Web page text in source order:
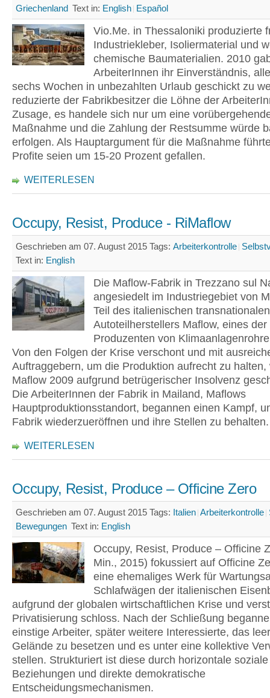
Griechenland Text in: English Español
Vio.Me. in Thessaloniki produzierte
Industriekleber, Isoliermaterial und
chemische Baumaterialien. 2010
ArbeiterInnen ihr Einverständnis,
sechs Wochen in unbezahlten Urlaub geschickt zu
reduzierte der Fabrikbesitzer die Löhne der
Zusage, es handele sich nur um eine
Maßnahme und die Zahlung der Restsumme würde
erfolgen. Als Hauptargument für die Maßnahme
Profite seien um 15-20 Prozent gefallen.
WEITERLESEN
Occupy, Resist, Produce - RiMaflow
Geschrieben am 07. August 2015 Tags: Arbeiterkontrolle
Text in: English
Die Maflow-Fabrik in Trezzano sul
angesiedelt im Industriegebiet von
Teil des italienischen transnationalen
Autoteilherstellers Maflow, eines
Produzenten von
Von den Folgen der Krise verschont und mit
Auftraggebern, um die Produktion aufrecht zu halten,
Maflow 2009 aufgrund betrügerischer Insolvenz
Die ArbeiterInnen der Fabrik in Mailand, Maflows
Hauptproduktionsstandort, begannen einen Kampf,
Fabrik wiederzueröffnen und ihre Stellen zu behalten.
WEITERLESEN
Occupy, Resist, Produce – Officine Zero
Geschrieben am 07. August 2015 Tags: Italien Arbeiterkontrolle
Bewegungen Text in: English
Occupy, Resist, Produce – Officine
Min., 2015) fokussiert auf Officine
eine ehemaliges Werk für
Schlafwägen der italienischen
aufgrund der globalen wirtschaftlichen Krise und
Privatisierung schloss. Nach der Schließung
einstige Arbeiter, später weitere Interessierte, das
Gelände zu besetzen und es unter eine kollektive
stellen. Strukturiert ist diese durch horizontale soziale
Beziehungen und direkte demokratische
Entscheidungsmechanismen.